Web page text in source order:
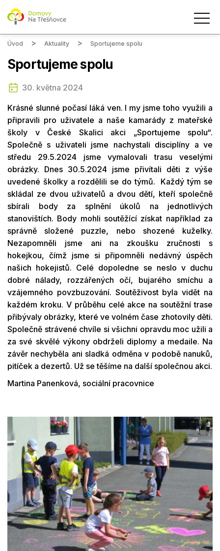
Úvod Aktuality Sportujeme spolu
Sportujeme spolu
30. května 2024
Krásné slunné počasí láká ven. I my jsme toho využili a
připravili pro uživatele a naše kamarády z mateřské
školy v České Skalici akci „Sportujeme spolu“.
Společně s uživateli jsme nachystali disciplíny a ve
středu 29.5.2024 jsme vymalovali trasu veselými
obrázky. Dnes 30.5.2024 jsme přivítali děti z výše
uvedené školky a rozdělili se do týmů. Každý tým se
skládal ze dvou uživatelů a dvou dětí, kteří společně
sbírali body za splnění úkolů na jednotlivých
stanovištích. Body mohli soutěžící získat například za
správně složené puzzle, nebo shozené kuželky.
Nezapomněli jsme ani na zkoušku zručnosti s
hokejkou, čímž jsme si připomněli nedávný úspěch
našich hokejistů. Celé dopoledne se neslo v duchu
dobré nálady, rozzářených očí, bujarého smíchu a
vzájemného povzbuzování. Soutěživost byla vidět na
každém kroku. V průběhu celé akce na soutěžní trase
přibývaly obrázky, které ve volném čase zhotovily děti.
Společně strávené chvíle si všichni opravdu moc užili a
za své skvělé výkony obdrželi diplomy a medaile. Na
závěr nechyběla ani sladká odměna v podobě nanuků,
pitíček a dezertů. Už se těšíme na další společnou akci.
Martina Panenková, sociální pracovnice